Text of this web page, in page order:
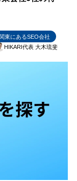
東にあるSEO会社
HIKARI代表 大木琉斐